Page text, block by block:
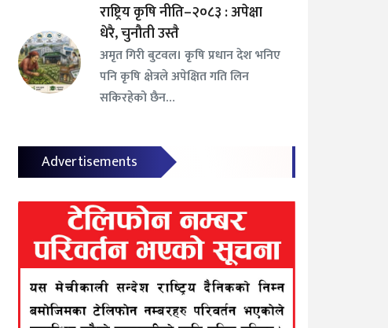
राष्ट्रिय कृषि नीति–२०८३ : अपेक्षा
धेरै, चुनौती उस्तै
अमृत गिरी बुटवल। कृषि प्रधान देश भनिए
पनि कृषि क्षेत्रले अपेक्षित गति लिन
सकिरहेको छैन…
Advertisements